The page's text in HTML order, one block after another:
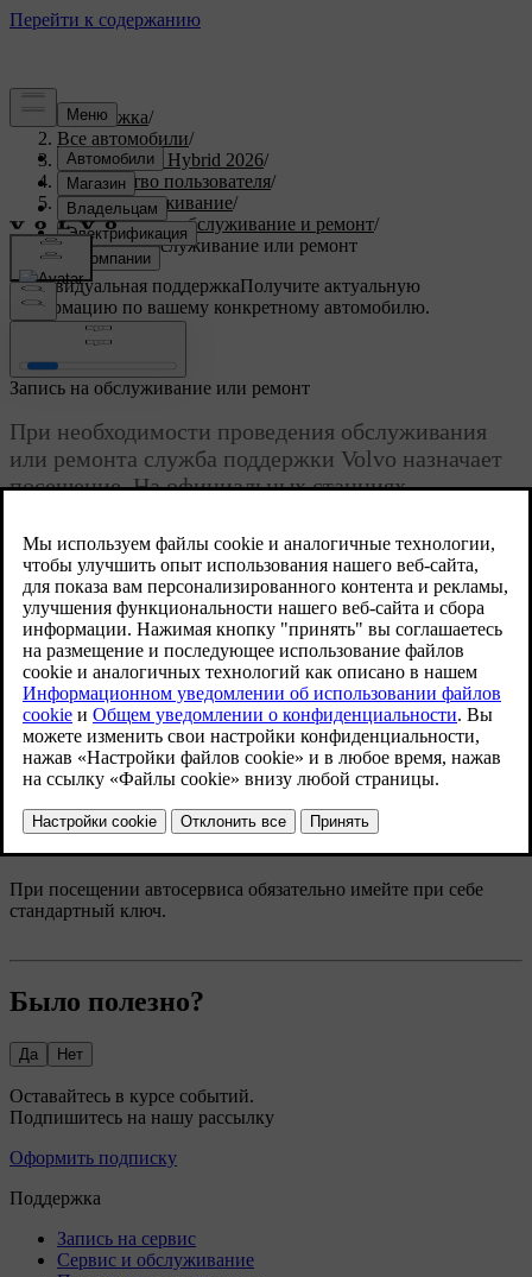
Поддержка/
Все автомобили/
XC90 Plug-in Hybrid 2026/
Руководство пользователя/
Уход и обслуживание/
Техническое обслуживание и ремонт/
Запись на обслуживание или ремонт
Индивидуальная поддержкаПолучите актуальную
информацию по вашему конкретному автомобилю.
Обновленная версия 30.03.2026
Запись на обслуживание или ремонт
При необходимости проведения обслуживания
или ремонта служба поддержки Volvo назначает
посещение. На официальных станциях
специалисты и оборудование для обслуживания
автомобилей.
Когда подойдет время техобслуживания, автомобиль выдаст
соответствующее уведомление.
Чтобы назначить время посещения сервисного центра,
обратитесь в службу поддержки Volvo. Они могут найти
ближайший к вам пункт обслуживания.
когда срочно требуется обслуживание или ремонт, обратитесь
в службу технической помощи на дороге в своем регионе.
При посещении автосервиса обязательно имейте при себе
стандартный ключ.
Было полезно?
Да Нет